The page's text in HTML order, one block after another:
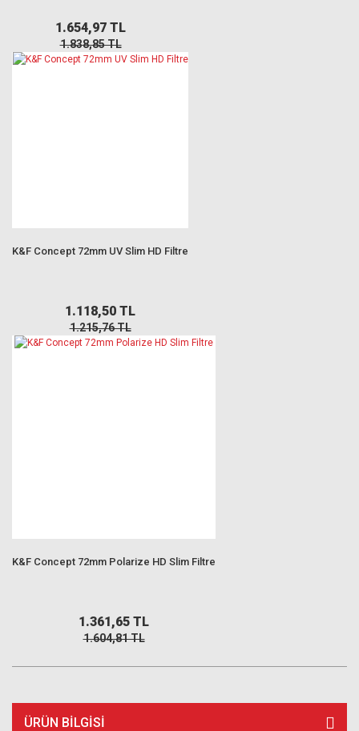
1.654,97 TL
1.838,85 TL
K&F Concept 72mm UV Slim HD Filtre
1.118,50 TL
1.215,76 TL
K&F Concept 72mm Polarize HD Slim Filtre
1.361,65 TL
1.604,81 TL
ÜRÜN BILGISI